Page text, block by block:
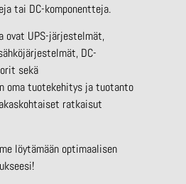
tai DC-komponentteja.
ovat UPS-järjestelmät,
DC-
sekä
oma tuotekehitys ja tuotanto
ratkaisut
löytämään optimaalisen